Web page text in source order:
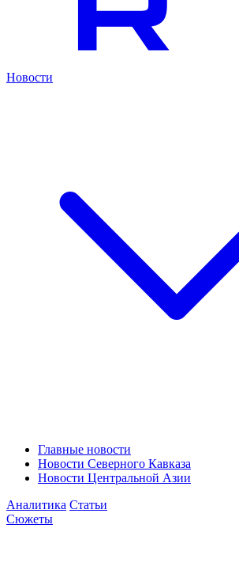
Новости
Главные новости
Новости Северного Кавказа
Новости Центральной Азии
Аналитика Статьи
Сюжеты